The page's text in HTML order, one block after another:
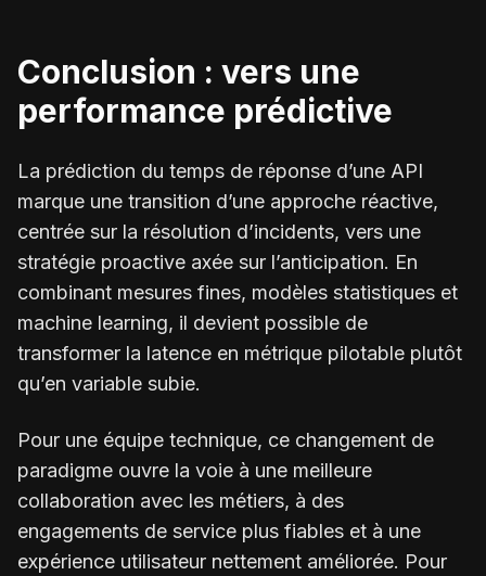
Conclusion : vers une
performance prédictive
La prédiction du temps de réponse d’une API
marque une transition d’une approche réactive,
centrée sur la résolution d’incidents, vers une
stratégie proactive axée sur l’anticipation. En
combinant mesures fines, modèles statistiques et
machine learning, il devient possible de
transformer la latence en métrique pilotable plutôt
qu’en variable subie.
Pour une équipe technique, ce changement de
paradigme ouvre la voie à une meilleure
collaboration avec les métiers, à des
engagements de service plus fiables et à une
expérience utilisateur nettement améliorée. Pour